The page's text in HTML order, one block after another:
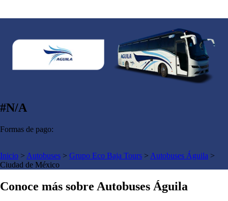
#N/A
Formas de pago:
Inicio > Autobuses > Grupo Eco Baja Tours > Autobuses Águila >
Ciudad de México
Conoce más sobre Autobuses Águila